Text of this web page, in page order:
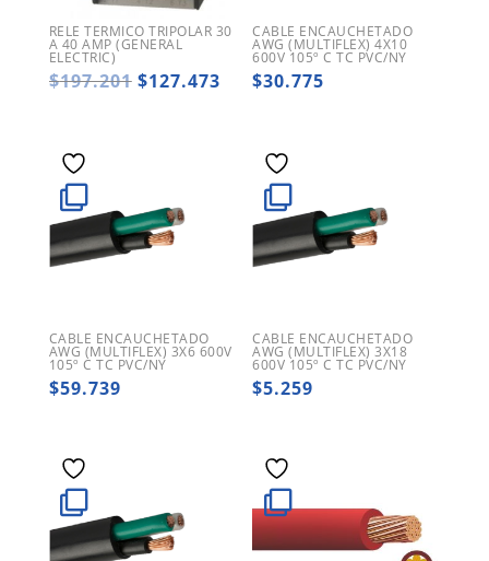
RELE TERMICO TRIPOLAR 30
A 40 AMP (GENERAL
ELECTRIC)
$197.201 El
$127.473El
$127.473.
CABLE ENCAUCHETADO
AWG (MULTIFLEX) 4X10
600V 105º C TC PVC/NY
$30.775
CABLE ENCAUCHETADO
AWG (MULTIFLEX) 3X6 600V
105º C TC PVC/NY
$59.739
CABLE ENCAUCHETADO
AWG (MULTIFLEX) 3X18
600V 105º C TC PVC/NY
$5.259